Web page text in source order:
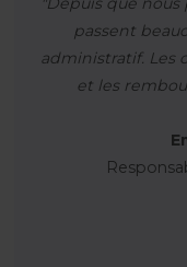
passent
administratif. Les
et les